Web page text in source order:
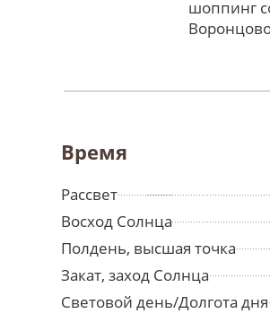
шоппинг
Время
Рассвет
Восход Солнца
Полдень, высшая точка
Закат, заход Солнца
Световой день/Долгота дня